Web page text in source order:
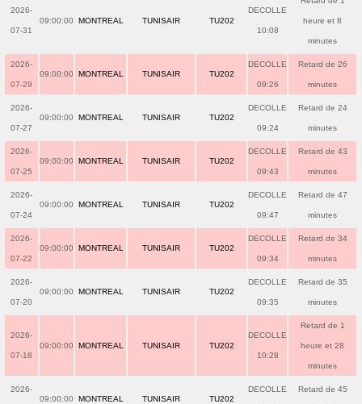
2026-
07-31
09:00:00 MONTREAL TUNISAIR TU202
DECOLLE
10:08
heure et 8
minutes
2026-
07-29
09:00:00 MONTREAL TUNISAIR TU202
DECOLLE
09:26
Retard de 26
minutes
2026-
07-27
09:00:00 MONTREAL TUNISAIR TU202
DECOLLE
09:24
Retard de 24
minutes
2026-
07-25
09:00:00 MONTREAL TUNISAIR TU202
DECOLLE
09:43
Retard de 43
minutes
2026-
07-24
09:00:00 MONTREAL TUNISAIR TU202
DECOLLE
09:47
Retard de 47
minutes
2026-
07-22
09:00:00 MONTREAL TUNISAIR TU202
DECOLLE
09:34
Retard de 34
minutes
2026-
07-20
09:00:00 MONTREAL TUNISAIR TU202
DECOLLE
09:35
Retard de 35
minutes
2026-
07-18
09:00:00 MONTREAL TUNISAIR TU202
DECOLLE
10:28
Retard de 1
heure et 28
minutes
2026-
09:00:00 MONTREAL TUNISAIR TU202
DECOLLE Retard de 45